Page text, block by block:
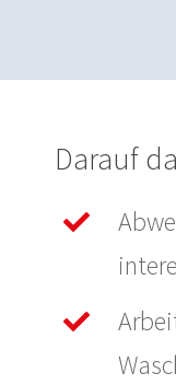
Darauf